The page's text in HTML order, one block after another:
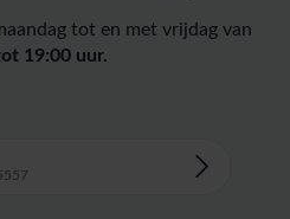
tot en met vrijdag van
19:00 uur.